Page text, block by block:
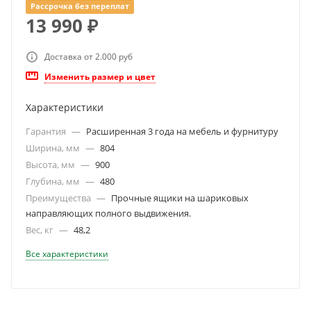
Рассрочка без переплат
13 990 ₽
Доставка от 2.000 руб
Изменить размер и цвет
Характеристики
Гарантия — Расширенная 3 года на мебель и фурнитуру
Ширина, мм — 804
Высота, мм — 900
Глубина, мм — 480
Преимущества — Прочные ящики на шариковых
направляющих полного выдвижения.
Вес, кг — 48,2
Все характеристики